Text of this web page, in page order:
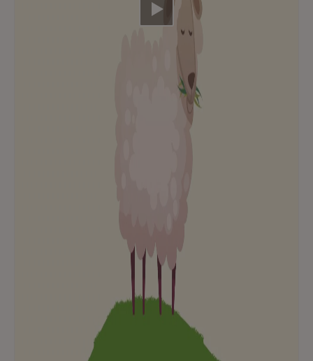
Video abspielen